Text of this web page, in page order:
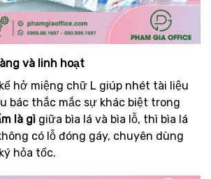
và linh hoạt
hở miệng chữ L giúp nhét tài liệu
bác thắc mắc sự khác biệt trong
là gìgiữa bìa lá và bìa lỗ, thì bìa lá
có lỗ đóng gáy, chuyên dùng
hỏa tốc.